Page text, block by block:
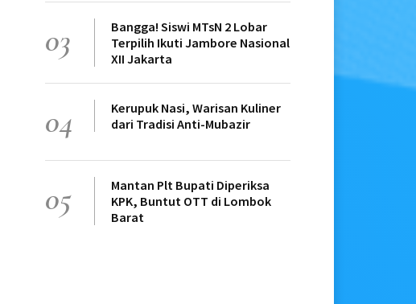
03
Bangga! Siswi MTsN 2 Lobar
Terpilih Ikuti Jambore Nasional
XII Jakarta
04
Kerupuk Nasi, Warisan Kuliner
dari Tradisi Anti-Mubazir
05
Mantan Plt Bupati Diperiksa
KPK, Buntut OTT di Lombok
Barat